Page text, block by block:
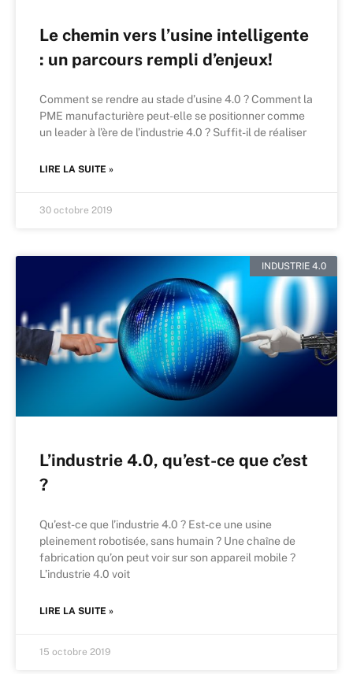
Le chemin vers l’usine intelligente
: un parcours rempli d’enjeux!
Comment se rendre au stade d’usine 4.0 ? Comment la
PME manufacturière peut-elle se positionner comme
un leader à l’ère de l’industrie 4.0 ? Suffit-il de réaliser
LIRE LA SUITE »
30 octobre 2019
INDUSTRIE 4.0
L’industrie 4.0, qu’est-ce que c’est
?
Qu’est-ce que l’industrie 4.0 ? Est-ce une usine
pleinement robotisée, sans humain ? Une chaîne de
fabrication qu’on peut voir sur son appareil mobile ?
L’industrie 4.0 voit
LIRE LA SUITE »
15 octobre 2019